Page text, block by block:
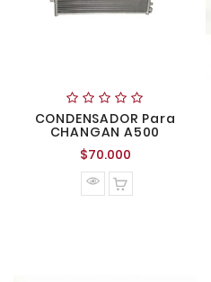
CONDENSADOR Para
CHANGAN A500
$70.000Precio
normal